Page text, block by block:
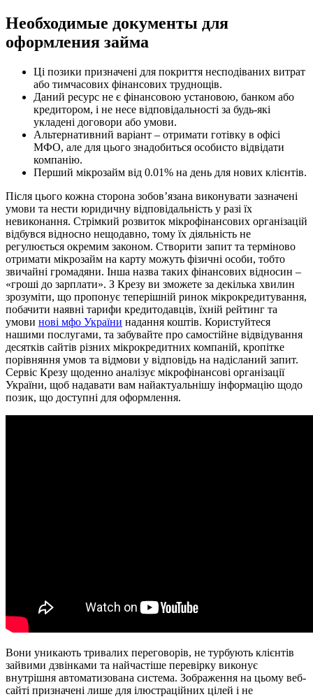
Необходимые документы для
оформления займа
Ці позики призначені для покриття несподіваних витрат
або тимчасових фінансових труднощів.
Даний ресурс не є фінансовою установою, банком або
кредитором, і не несе відповідальності за будь-які
укладені договори або умови.
Альтернативний варіант – отримати готівку в офісі
МФО, але для цього знадобиться особисто відвідати
компанію.
Перший мікрозайм від 0.01% на день для нових клієнтів.
Після цього кожна сторона зобов’язана виконувати зазначені
умови та нести юридичну відповідальність у разі їх
невиконання. Стрімкий розвиток мікрофінансових організацій
відбувся відносно нещодавно, тому їх діяльність не
регулюється окремим законом. Створити запит та терміново
отримати мікрозайм на карту можуть фізичні особи, тобто
звичайні громадяни. Інша назва таких фінансових відносин –
«гроші до зарплати». З Крезу ви зможете за декілька хвилин
зрозуміти, що пропонує теперішній ринок мікрокредитування,
побачити наявні тарифи кредитодавців, їхній рейтинг та
умови нові мфо України надання коштів. Користуйтеся
нашими послугами, та забувайте про самостійне відвідування
десятків сайтів різних мікрокредитних компаній, кропітке
порівняння умов та відмови у відповідь на надісланий запит.
Сервіс Крезу щоденно аналізує мікрофінансові організації
України, щоб надавати вам найактуальнішу інформацію щодо
позик, що доступні для оформлення.
Вони уникають тривалих переговорів, не турбують клієнтів
зайвими дзвінками та найчастіше перевірку виконує
внутрішня автоматизована система. Зображення на цьому веб-
сайті призначені лише для ілюстраційних цілей і не